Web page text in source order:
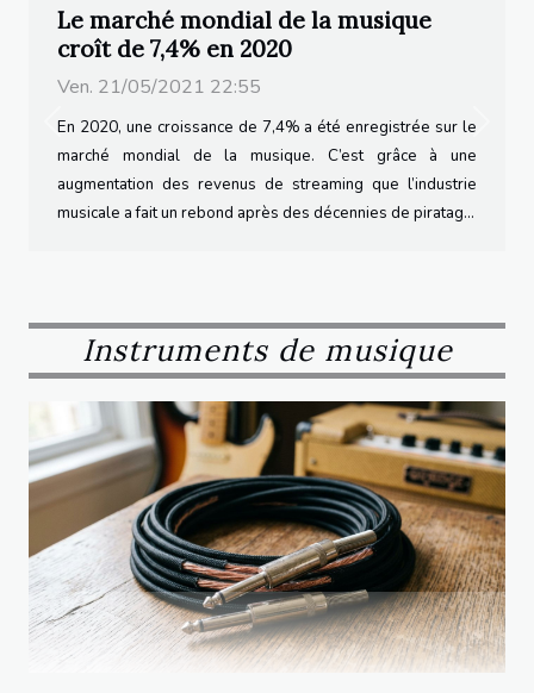
Le marché mondial de la musique
croît de 7,4% en 2020
Ven. 21/05/2021 22:55
En 2020, une croissance de 7,4% a été enregistrée sur le
marché mondial de la musique. C’est grâce à une
augmentation des revenus de streaming que l’industrie
musicale a fait un rebond après des décennies de piratage.
consécutive de croissance. Ces chiffres ont été publiés
mardi 23 mars 2021 dans le rapport annuel de la
Fédération internationale de l’industrie photographique
(IFPI). Pour le secteur du vinyle, 2020 a été également...
Previous
Instruments de musique